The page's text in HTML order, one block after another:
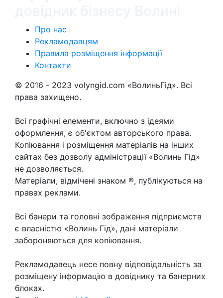
Про нас
Рекламодавцям
Правила розміщення інформації
Контакти
© 2016 - 2023 volyngid.com «ВолиньГід». Всі
права захищено.
Всі графічні елементи, включно з ідеями
оформлення, є об'єктом авторського права.
Копіювання і розміщення матеріалів на інших
сайтах без дозволу адміністрації «Волинь Гід»
не дозволяється.
Матеріали, відмічені знаком ℗, публікуються на
правах реклами.
Всі банери та головні зображення підприємств
є власністю «Волинь Гід», дані матеріали
забороняються для копіювання.
Рекламодавець несе повну відповідальність за
розміщену інформацію в довіднику та банерних
блоках.